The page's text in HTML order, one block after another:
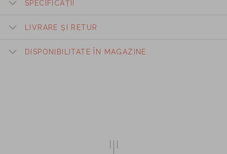
SPECIFICAȚII
LIVRARE ȘI RETUR
DISPONIBILITATE ÎN MAGAZINE